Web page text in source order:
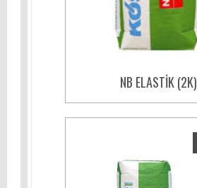
NB ELASTIK (2K)